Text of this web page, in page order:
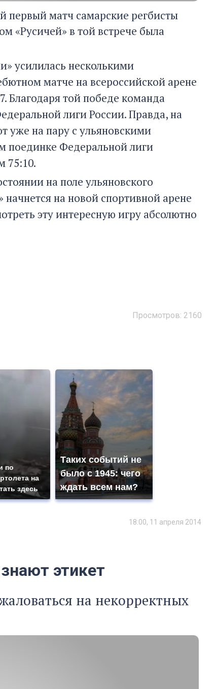
первый матч самарские регбисты
«Русичей» в той встрече была
усилилась несколькими
матче на всероссийской арене
Благодаря той победе команда
лиги России. Правда, на
уже на пару с ульяновскими
поединке Федеральной лиги
75:10.
на поле ульяновского
на новой спортивной арене
эту интересную игру абсолютно
Просмотров: 2160
по
на
здесь
Таких событий не
было с 1945: чего
ждать всем нам?
18:00, 11 апреля 2014
этикет
на некорректных